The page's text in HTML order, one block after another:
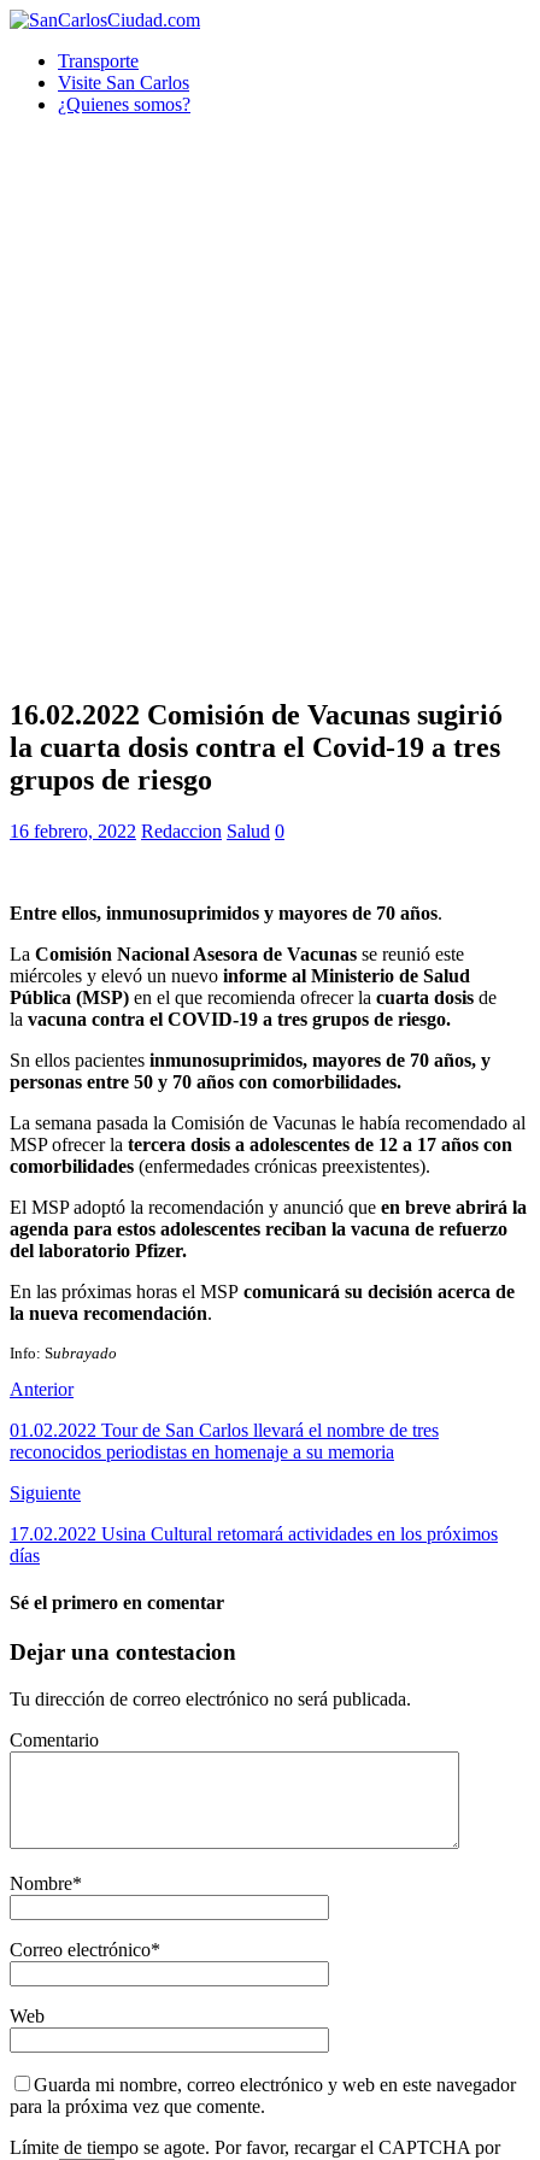
Transporte
Visite San Carlos
¿Quienes somos?
16.02.2022 Comisión de Vacunas sugirió
la cuarta dosis contra el Covid-19 a tres
grupos de riesgo
16 febrero, 2022 Redaccion Salud 0
Entre ellos, inmunosuprimidos y mayores de 70 años.
La Comisión Nacional Asesora de Vacunas se reunió este
miércoles y elevó un nuevo informe al Ministerio de Salud
Pública (MSP) en el que recomienda ofrecer la cuarta dosis de
la vacuna contra el COVID-19 a tres grupos de riesgo.
Sn ellos pacientes inmunosuprimidos, mayores de 70 años, y
personas entre 50 y 70 años con comorbilidades.
La semana pasada la Comisión de Vacunas le había recomendado al
MSP ofrecer la tercera dosis a adolescentes de 12 a 17 años con
comorbilidades (enfermedades crónicas preexistentes).
El MSP adoptó la recomendación y anunció que en breve abrirá la
agenda para estos adolescentes reciban la vacuna de refuerzo
del laboratorio Pfizer.
En las próximas horas el MSP comunicará su decisión acerca de
la nueva recomendación.
Info: Subrayado
Anterior
01.02.2022 Tour de San Carlos llevará el nombre de tres
reconocidos periodistas en homenaje a su memoria
Siguiente
17.02.2022 Usina Cultural retomará actividades en los próximos
días
Sé el primero en comentar
Dejar una contestacion
Tu dirección de correo electrónico no será publicada.
Comentario
Nombre*
Correo electrónico*
Web
Guarda mi nombre, correo electrónico y web en este navegador
para la próxima vez que comente.
Límite de tiempo se agote. Por favor, recargar el CAPTCHA por